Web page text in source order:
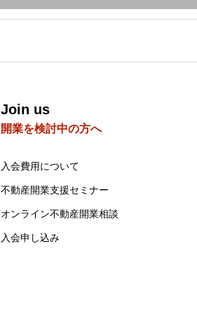
Join us
開業を検討中の方へ
入会費用について
不動産開業支援セミナー
オンライン不動産開業相談
入会申し込み